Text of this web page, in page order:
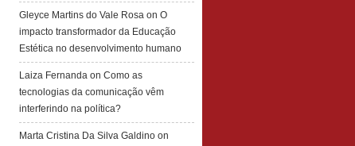
Gleyce Martins do Vale Rosa on O
impacto transformador da Educação
Estética no desenvolvimento humano
Laiza Fernanda on Como as
tecnologias da comunicação vêm
interferindo na política?
Marta Cristina Da Silva Galdino on